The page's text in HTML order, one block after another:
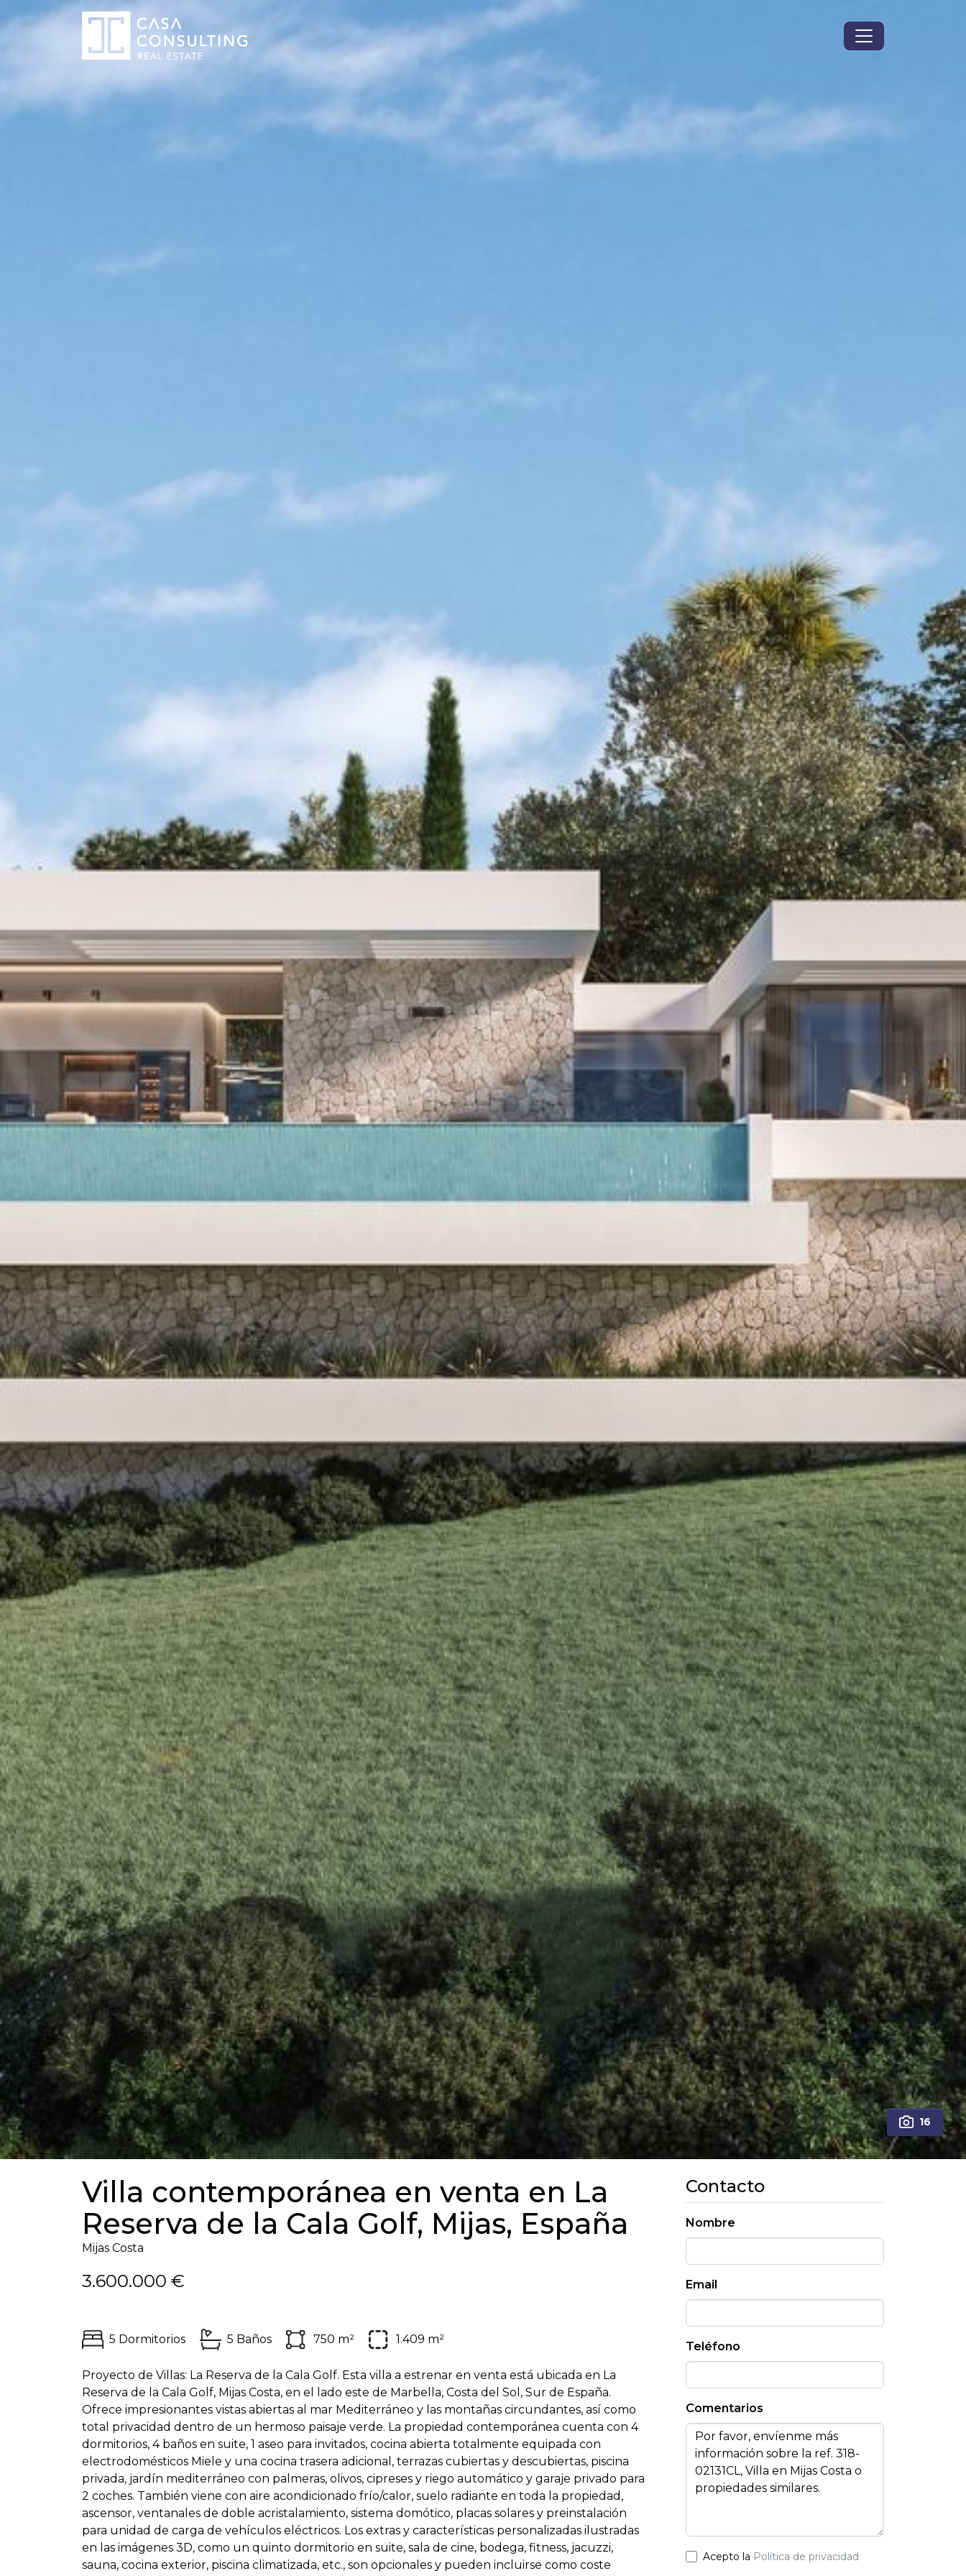
16
Villa contemporánea en venta en La
Reserva de la Cala Golf, Mijas, España
Mijas Costa
3.600.000 €
5 Dormitorios 5 Baños 750 m² 1.409 m²
Proyecto de Villas: La Reserva de la Cala Golf. Esta villa a estrenar en venta está ubicada en La
Reserva de la Cala Golf, Mijas Costa, en el lado este de Marbella, Costa del Sol, Sur de España.
Ofrece impresionantes vistas abiertas al mar Mediterráneo y las montañas circundantes, así como
total privacidad dentro de un hermoso paisaje verde. La propiedad contemporánea cuenta con 4
dormitorios, 4 baños en suite, 1 aseo para invitados, cocina abierta totalmente equipada con
electrodomésticos Miele y una cocina trasera adicional, terrazas cubiertas y descubiertas, piscina
privada, jardín mediterráneo con palmeras, olivos, cipreses y riego automático y garaje privado para
2 coches. También viene con aire acondicionado frío/calor, suelo radiante en toda la propiedad,
ascensor, ventanales de doble acristalamiento, sistema domótico, placas solares y preinstalación
para unidad de carga de vehículos eléctricos. Los extras y características personalizadas ilustradas
en las imágenes 3D, como un quinto dormitorio en suite, sala de cine, bodega, fitness, jacuzzi,
sauna, cocina exterior, piscina climatizada, etc., son opcionales y pueden incluirse como coste
Contacto
Nombre
Email
Teléfono
Comentarios
Acepto la Política de privacidad